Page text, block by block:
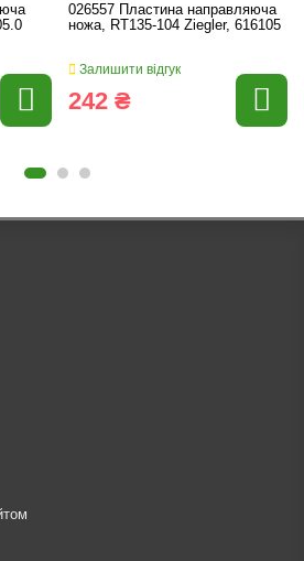
026557 Пластина направляюча
ножа, RT135-104 Ziegler, 616105
Залишити відгук
242 ₴